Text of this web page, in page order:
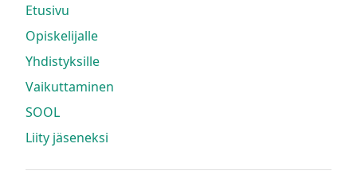
Etusivu
Opiskelijalle
Yhdistyksille
Vaikuttaminen
SOOL
Liity jäseneksi